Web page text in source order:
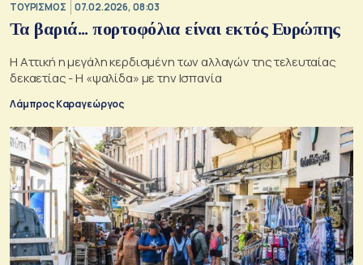
ΤΟΥΡΙΣΜΟΣ 07.02.2026, 08:03
Τα βαριά... πορτοφόλια είναι εκτός Ευρώπης
Η Αττική η μεγάλη κερδισμένη των αλλαγών της τελευταίας
δεκαετίας - Η «ψαλίδα» με την Ισπανία
Λάμπρος Καραγεώργος